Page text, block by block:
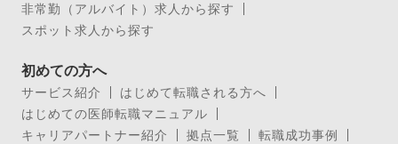
非常勤（アルバイト）求人から探す
スポット求人から探す
初めての方へ
サービス紹介
はじめて転職される方へ
はじめての医師転職マニュアル
キャリアパートナー紹介
拠点一覧
転職成功事例